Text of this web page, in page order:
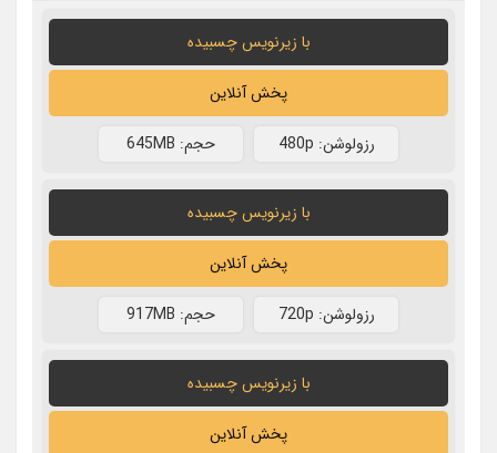
با زیرنویس چسبیده
پخش آنلاین
رزولوشن: 480p حجم: 645MB
با زیرنویس چسبیده
پخش آنلاین
رزولوشن: 720p حجم: 917MB
با زیرنویس چسبیده
پخش آنلاین